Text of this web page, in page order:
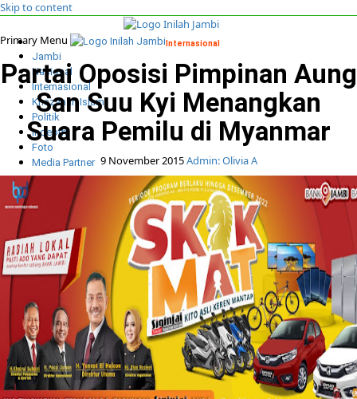
Skip to content
Primary Menu
Jambi
Nasional
Internasional
Khazanah Islam
Politik
Indepth
Foto
Media Partner
Cari untuk:
Internasional
Partai Oposisi Pimpinan Aung
San Suu Kyi Menangkan
Suara Pemilu di Myanmar
9 November 2015Admin: Olivia A